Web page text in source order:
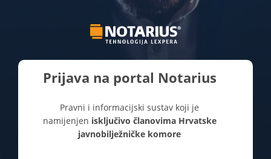
Prijava na portal Notarius
Pravni i informacijski sustav koji je
namijenjen isključivo članovima Hrvatske
javnobilježničke komore